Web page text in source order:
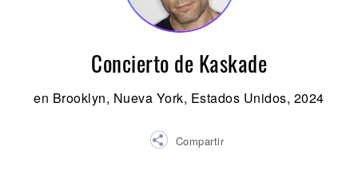
Concierto de Kaskade
en Brooklyn, Nueva York, Estados Unidos, 2024
Compartir